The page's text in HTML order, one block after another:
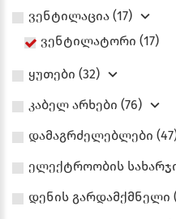
ვენტილაცია (17)
ვენტილატორი (17)
ყუთები (32)
კაბელ არხები (76)
დამაგრძელებლები
ელექტროობის
დენის გარდამქმნელი